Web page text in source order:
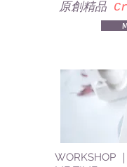
原創精品
WORKSHOP ｜